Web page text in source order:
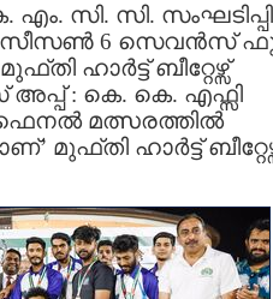
സി. സി.
– സീസൺ 6 സെവന്‍സ്
ഹാർട്ട് ബീറ്റേഴ്സ്
അപ്പ് : കെ. കെ. എഫ്സി
ഫൈനൽ മത്സരത്തിൽ
മുഫ്തി ഹാർട്ട്